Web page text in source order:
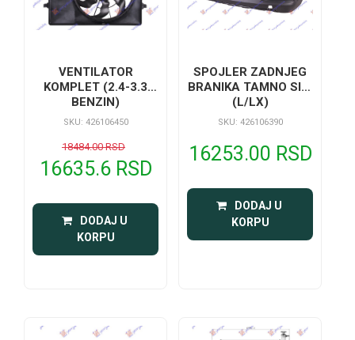
VENTILATOR
KOMPLET (2.4-3.3
BENZIN)
SKU: 426106450
18484.00 RSD
16635.6 RSD
DODAJ U
KORPU
SPOJLER ZADNJEG
BRANIKA TAMNO SIVI
(L/LX)
SKU: 426106390
16253.00 RSD
DODAJ U
KORPU